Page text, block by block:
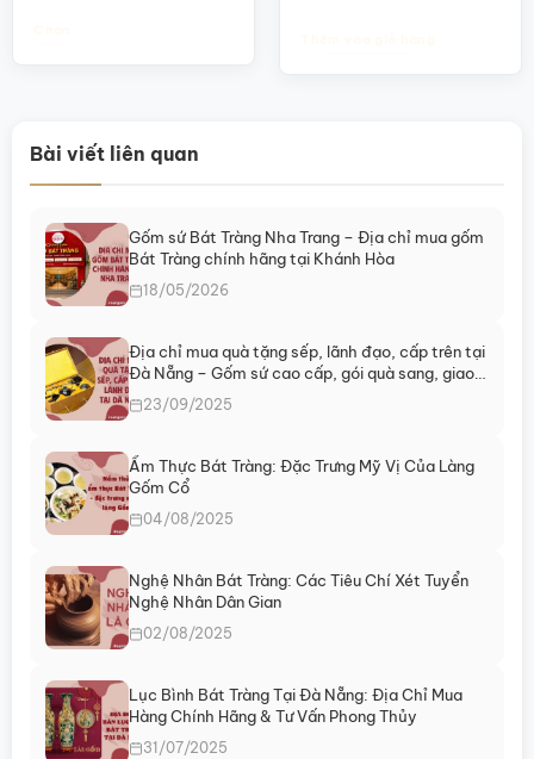
nhiều
biến
Các
tùy
chọn
có
thể
được
chọn
trên
sản
phẩm
Bài viết liên quan
Gốm sứ Bát Tràng Nha Trang – Địa chỉ mua gốm
Bát Tràng chính hãng tại Khánh Hòa
18/05/2026
Địa chỉ mua quà tặng sếp, lãnh đạo, cấp trên tại
Đà Nẵng – Gốm sứ cao cấp, gói quà sang, giao
ngay
23/09/2025
Ẩm Thực Bát Tràng: Đặc Trưng Mỹ Vị Của Làng
Gốm Cổ
04/08/2025
Nghệ Nhân Bát Tràng: Các Tiêu Chí Xét Tuyển
Nghệ Nhân Dân Gian
02/08/2025
Lục Bình Bát Tràng Tại Đà Nẵng: Địa Chỉ Mua
Hàng Chính Hãng & Tư Vấn Phong Thủy
31/07/2025